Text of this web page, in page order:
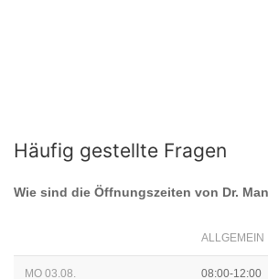
Häufig gestellte Fragen
Wie sind die Öffnungszeiten von Dr.
ALLGEMEIN
MO 03.08. 08:00-12:00